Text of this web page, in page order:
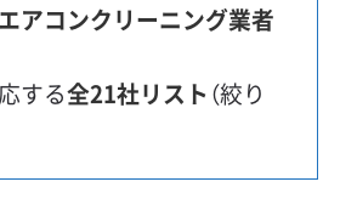
エアコンクリーニング業者
する全21社リスト （絞り